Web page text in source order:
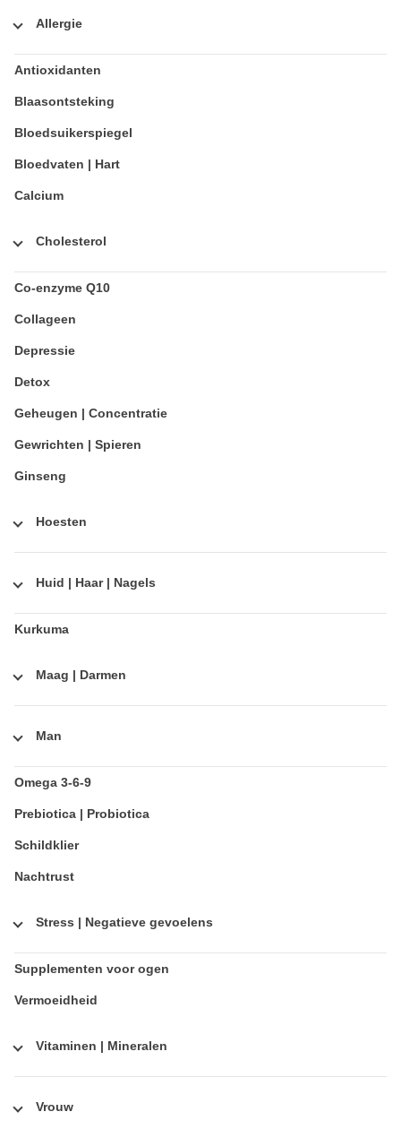
Allergie
Antioxidanten
Blaasontsteking
Bloedsuikerspiegel
Bloedvaten | Hart
Calcium
Cholesterol
Co-enzyme Q10
Collageen
Depressie
Detox
Geheugen | Concentratie
Gewrichten | Spieren
Ginseng
Hoesten
Huid | Haar | Nagels
Kurkuma
Maag | Darmen
Man
Omega 3-6-9
Prebiotica | Probiotica
Schildklier
Nachtrust
Stress | Negatieve gevoelens
Supplementen voor ogen
Vermoeidheid
Vitaminen | Mineralen
Vrouw